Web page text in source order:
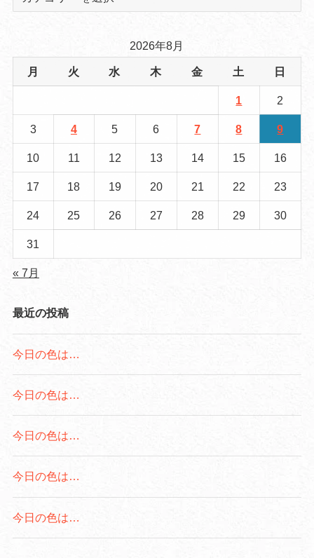
2026年8月
月 火 水 木 金 土 日
1 2
3 4 5 6 7 8 9
10 11 12 13 14 15 16
17 18 19 20 21 22 23
24 25 26 27 28 29 30
31
« 7月
最近の投稿
今日の色は…
今日の色は…
今日の色は…
今日の色は…
今日の色は…